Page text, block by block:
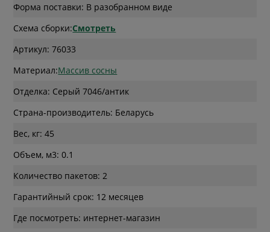
Форма поставки: В разобранном виде
Схема сборки:Смотреть
Артикул: 76033
Материал:Массив сосны
Отделка: Серый 7046/антик
Страна-производитель: Беларусь
Вес, кг: 45
Объем, м3: 0.1
Количество пакетов: 2
Гарантийный срок: 12 месяцев
Где посмотреть: интернет-магазин